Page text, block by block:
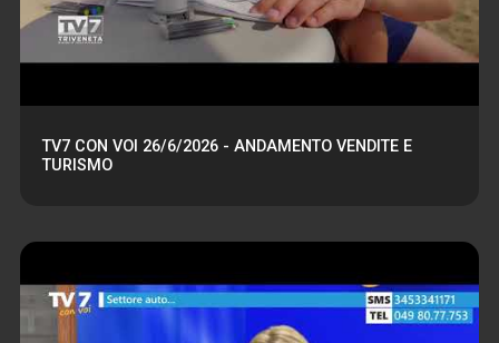
TV7 CON VOI 26/6/2026 - ANDAMENTO VENDITE E
TURISMO